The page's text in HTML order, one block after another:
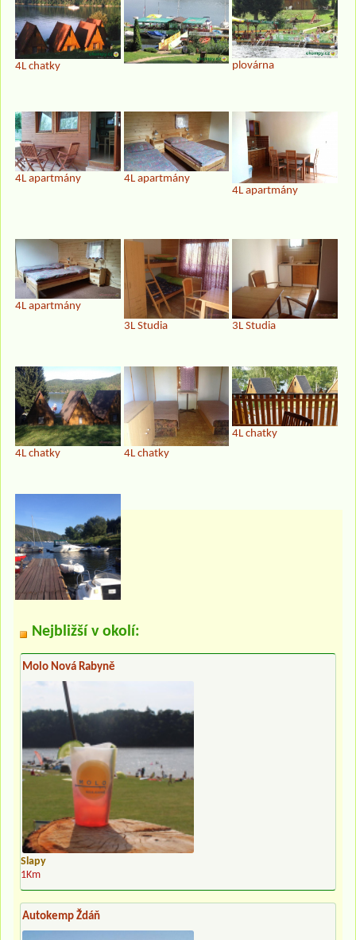
4L chatky plovárna
4L apartmány
4L apartmány
4L apartmány
4L apartmány
3L Studia
3L Studia
4L chatky 4L chatky
4L chatky
Nejbližší v okolí:
Molo Nová Rabyně
Slapy
1Km
Autokemp Ždáň